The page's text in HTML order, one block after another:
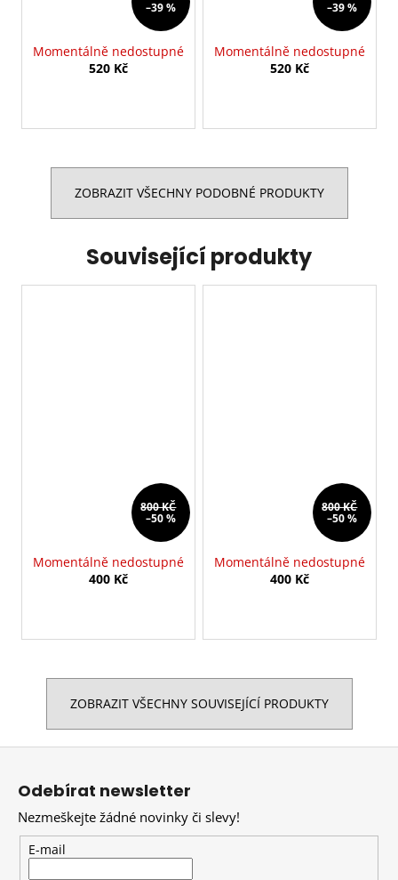
–39 %
Momentálně nedostupné
520 Kč
–39 %
Momentálně nedostupné
520 Kč
ZOBRAZIT VŠECHNY PODOBNÉ PRODUKTY
Související produkty
800 KČ
–50 %
Momentálně nedostupné
400 Kč
800 KČ
–50 %
Momentálně nedostupné
400 Kč
ZOBRAZIT VŠECHNY SOUVISEJÍCÍ PRODUKTY
Z
Odebírat newsletter
Nezmeškejte žádné novinky či slevy!
E-mail